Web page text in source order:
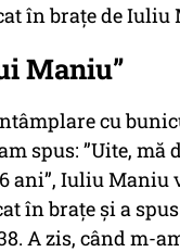
în brațe de Iuliu
Maniu”
cu
spus: ”Uite,
ani”, Iuliu
în brațe și a
A zis, când m-